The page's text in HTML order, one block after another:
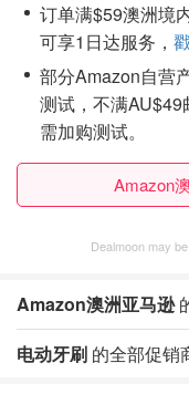
订单满$59澳洲境
可享1日达服务，
部分Amazon自营
测试，不满
需加购测试。
Amazon
Dealmoon may
Amazon澳洲亚马逊
电动牙刷 的全部促销